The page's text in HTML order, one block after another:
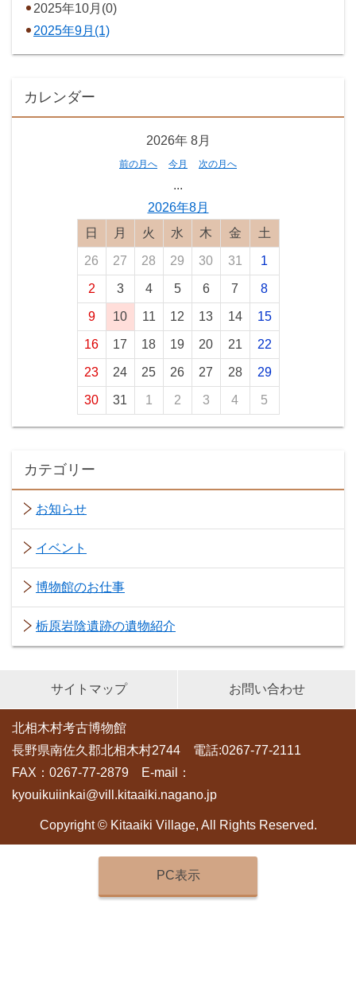
2025年10月(0)
2025年9月(1)
カレンダー
2026年 8月
前の月へ 今月 次の月へ
...
2026年8月
日曜日月曜日火曜日水曜日木曜日金曜日土曜日
26 27 28 29 30 31 1
2 3 4 5 6 7 8
9 10 11 12 13 14 15
16 17 18 19 20 21 22
23 24 25 26 27 28 29
30 31 1 2 3 4 5
カテゴリー
お知らせ
イベント
博物館のお仕事
栃原岩陰遺跡の遺物紹介
サイトマップ お問い合わせ
北相木村考古博物館
長野県南佐久郡北相木村2744 電話:0267-77-2111
FAX：0267-77-2879 E-mail：
kyouikuiinkai@vill.kitaaiki.nagano.jp
Copyright © Kitaaiki Village, All Rights Reserved.
PC表示